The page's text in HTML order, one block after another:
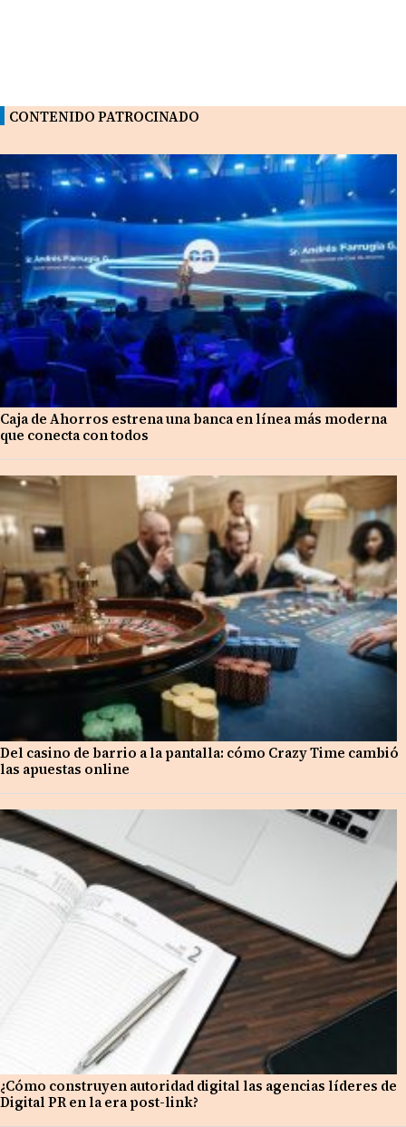
CONTENIDO PATROCINADO
Caja de Ahorros estrena una banca en línea más moderna
que conecta con todos
Del casino de barrio a la pantalla: cómo Crazy Time cambió
las apuestas online
¿Cómo construyen autoridad digital las agencias líderes de
Digital PR en la era post-link?